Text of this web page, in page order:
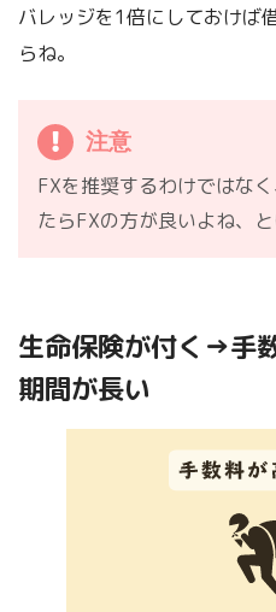
バレッジを1倍にしておけば
らね。
注意
FXを推奨するわけではな
たらFXの方が良いよね、と
生命保険が付く→手
期間が長い